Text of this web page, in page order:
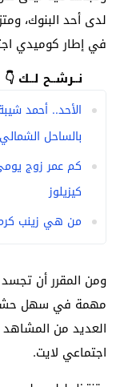
لدى أحد البنوك،
في إطار كوميدي
نــرشــح لــك 👇
الأحد.. أحمد
بالساحل الشمالي
كم عمر زوج
كيزيلوز
من هي زينب
ومن المقرر أن
مهمة في سهل
العديد من
اجتماعي لايت.